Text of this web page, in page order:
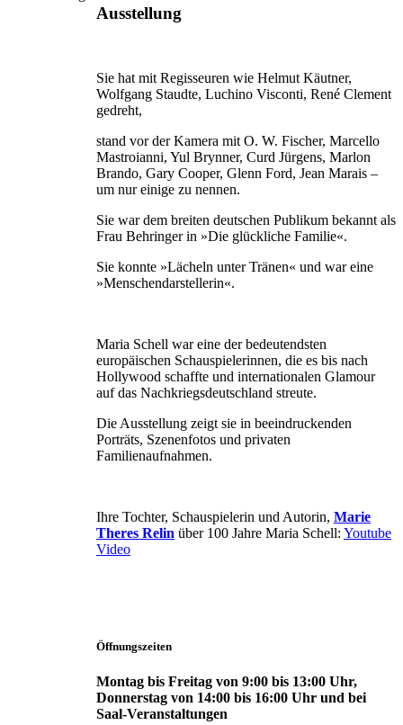
Ausstellung
Sie hat mit Regisseuren wie Helmut Käutner,
Wolfgang Staudte, Luchino Visconti, René Clement
gedreht,
stand vor der Kamera mit O. W. Fischer, Marcello
Mastroianni, Yul Brynner, Curd Jürgens, Marlon
Brando, Gary Cooper, Glenn Ford, Jean Marais –
um nur einige zu nennen.
Sie war dem breiten deutschen Publikum bekannt als
Frau Behringer in »Die glückliche Familie«.
Sie konnte »Lächeln unter Tränen« und war eine
»Menschendarstellerin«.
Maria Schell war eine der bedeutendsten
europäischen Schauspielerinnen, die es bis nach
Hollywood schaffte und internationalen Glamour
auf das Nachkriegsdeutschland streute.
Die Ausstellung zeigt sie in beeindruckenden
Porträts, Szenenfotos und privaten
Familienaufnahmen.
Ihre Tochter, Schauspielerin und Autorin, Marie
Theres Relin über 100 Jahre Maria Schell: Youtube
Video
Öffnungszeiten
Montag bis Freitag von 9:00 bis 13:00 Uhr,
Donnerstag von 14:00 bis 16:00 Uhr und bei
Saal-Veranstaltungen